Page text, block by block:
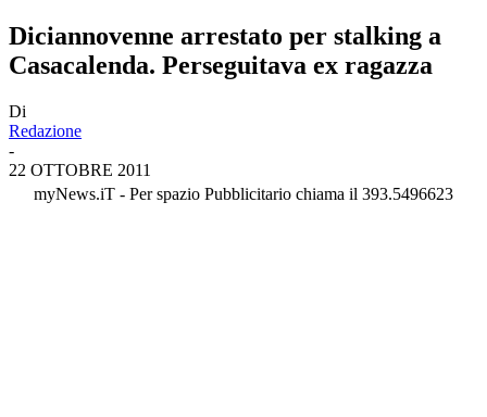
Diciannovenne arrestato per stalking a
Casacalenda. Perseguitava ex ragazza
Di
Redazione
-
22 OTTOBRE 2011
myNews.iT - Per spazio Pubblicitario chiama il 393.5496623